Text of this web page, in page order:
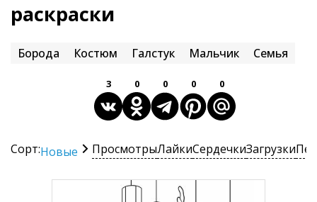
раскраски
Борода Костюм Галстук Мальчик Семья
3 0 0 0 0
Сорт:Новые ПросмотрыЛайкиСердечкиЗагрузки